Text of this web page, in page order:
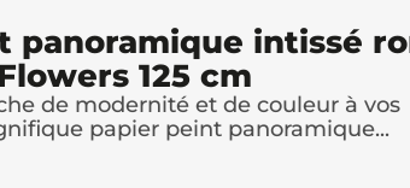
panoramique intissé
125 cm
de modernité et de couleur à vos
papier peint panoramique...